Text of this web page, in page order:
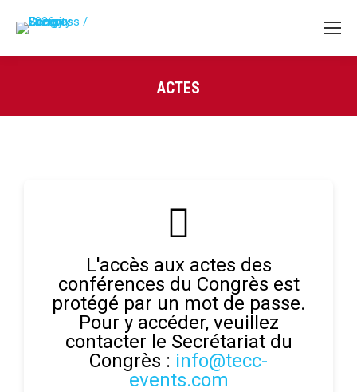
ACTES
L'accès aux actes des
conférences du Congrès est
protégé par un mot de passe.
Pour y accéder, veuillez
contacter le Secrétariat du
Congrès : info@tecc-
events.com